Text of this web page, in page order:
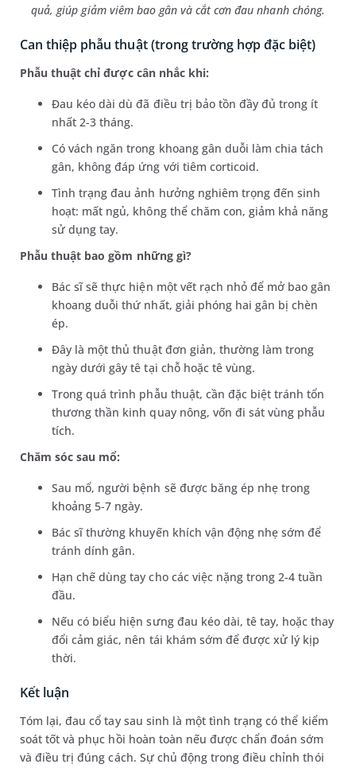
quả, giúp giảm viêm bao gân và cắt cơn đau nhanh chóng.
Can thiệp phẫu thuật (trong trường hợp đặc biệt)
Phẫu thuật chỉ được cân nhắc khi:
Đau kéo dài dù đã điều trị bảo tồn đầy đủ trong ít
nhất 2-3 tháng.
Có vách ngăn trong khoang gân duỗi làm chia tách
gân, không đáp ứng với tiêm corticoid.
Tình trạng đau ảnh hưởng nghiêm trọng đến sinh
hoạt: mất ngủ, không thể chăm con, giảm khả năng
sử dụng tay.
Phẫu thuật bao gồm những gì?
Bác sĩ sẽ thực hiện một vết rạch nhỏ để mở bao gân
khoang duỗi thứ nhất, giải phóng hai gân bị chèn
ép.
Đây là một thủ thuật đơn giản, thường làm trong
ngày dưới gây tê tại chỗ hoặc tê vùng.
Trong quá trình phẫu thuật, cần đặc biệt tránh tổn
thương thần kinh quay nông, vốn đi sát vùng phẫu
tích.
Chăm sóc sau mổ:
Sau mổ, người bệnh sẽ được băng ép nhẹ trong
khoảng 5-7 ngày.
Bác sĩ thường khuyến khích vận động nhẹ sớm để
tránh dính gân.
Hạn chế dùng tay cho các việc nặng trong 2-4 tuần
đầu.
Nếu có biểu hiện sưng đau kéo dài, tê tay, hoặc thay
đổi cảm giác, nên tái khám sớm để được xử lý kịp
thời.
Kết luận
Tóm lại, đau cổ tay sau sinh là một tình trạng có thể kiểm
soát tốt và phục hồi hoàn toàn nếu được chẩn đoán sớm
và điều trị đúng cách. Sự chủ động trong điều chỉnh thói